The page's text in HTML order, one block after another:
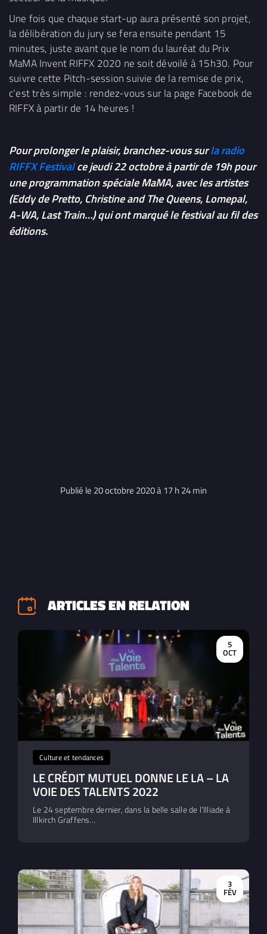
Une fois que chaque start-up aura présenté son projet,
la délibération du jury se fera ensuite pendant 15
minutes, juste avant que le nom du lauréat du Prix
MaMA Invent RIFFX 2020 ne soit dévoilé à 15h30. Pour
suivre cette Pitch-session suivie de la remise de prix,
c’est très simple : rendez-vous sur la page Facebook de
RIFFX à partir de 14 heures !
Pour prolonger le plaisir, branchez-vous surla radio
RIFFX Festivalce jeudi 22 octobre à partir de 19h pour
une programmation spéciale MaMA, avec les artistes
(Eddy de Pretto, Christine and The Queens, Lomepal,
A-WA, Last Train…) qui ont marqué le festival au fil des
éditions.
Publié le 20 octobre 2020 à 17 h 24 min
ARTICLES EN RELATION
5
OCT
Culture et tendances
LE CRÉDIT MUTUEL DONNE LE LA – LA
VOIE DES TALENTS 2022
Le 24 septembre dernier, dans la belle salle de l’Illiade à
Illkirch Graffens...
3
FÉV